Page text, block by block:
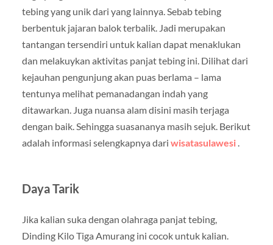
tebing yang unik dari yang lainnya. Sebab tebing
berbentuk jajaran balok terbalik. Jadi merupakan
tantangan tersendiri untuk kalian dapat menaklukan
dan melakuykan aktivitas panjat tebing ini. Dilihat dari
kejauhan pengunjung akan puas berlama – lama
tentunya melihat pemanadangan indah yang
ditawarkan. Juga nuansa alam disini masih terjaga
dengan baik. Sehingga suasananya masih sejuk. Berikut
adalah informasi selengkapnya dari wisatasulawesi.
Daya Tarik
Jika kalian suka dengan olahraga panjat tebing,
Dinding Kilo Tiga Amurang ini cocok untuk kalian.